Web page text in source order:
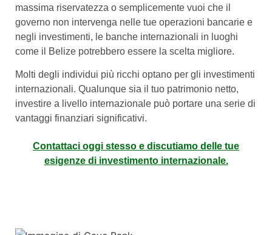
massima riservatezza o semplicemente vuoi che il
governo non intervenga nelle tue operazioni bancarie e
negli investimenti, le banche internazionali in luoghi
come il Belize potrebbero essere la scelta migliore.
Molti degli individui più ricchi optano per gli investimenti
internazionali. Qualunque sia il tuo patrimonio netto,
investire a livello internazionale può portare una serie di
vantaggi finanziari significativi.
Contattaci oggi stesso e discutiamo delle tue
esigenze di investimento internazionale.